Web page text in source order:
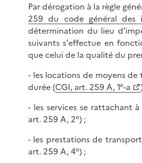
Par dérogation à la règle
259 du code général des
détermination du lieu
suivants s'effectue en
que celui de la qualité du
- les locations de moyens
durée (CGI, art. 259 A, 1°-a
- les services se rattachant
art. 259 A, 2°) ;
- les prestations de
art. 259 A, 4°) ;